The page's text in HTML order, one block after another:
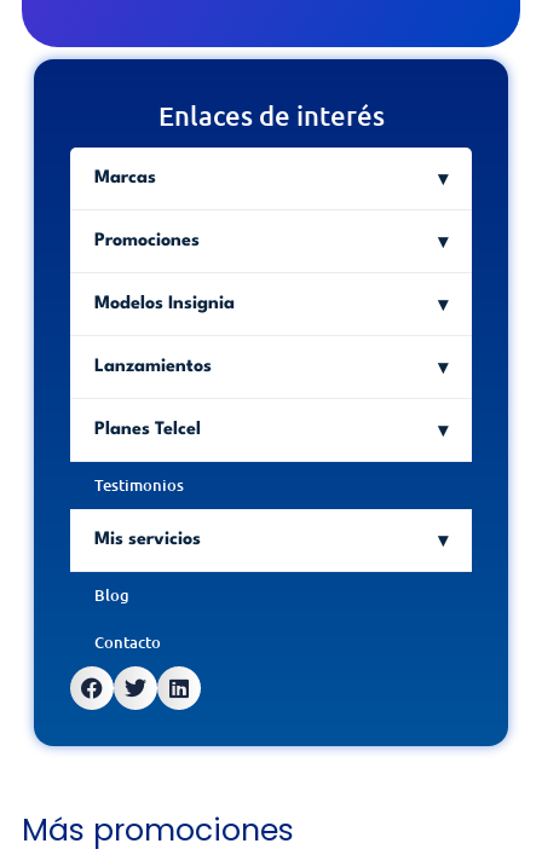
Enlaces de interés
Marcas
Promociones
Modelos Insignia
Lanzamientos
Planes Telcel
Testimonios
Mis servicios
Blog
Contacto
Más promociones